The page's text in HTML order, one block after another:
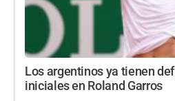
Los argentinos ya tienen
iniciales en Roland Garros